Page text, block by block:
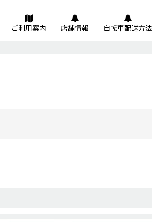
ご利用案内 店舗情報 自転車配送方法